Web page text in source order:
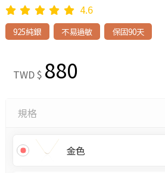
4.6
925純銀 不易過敏 保固90天
TWD $ 880
規格
金色